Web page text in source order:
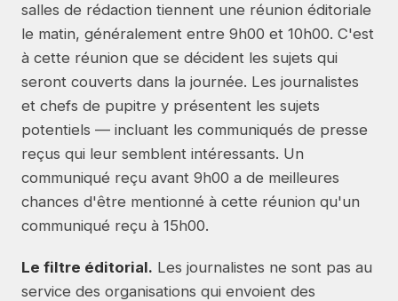
salles de rédaction tiennent une réunion éditoriale
le matin, généralement entre 9h00 et 10h00. C'est
à cette réunion que se décident les sujets qui
seront couverts dans la journée. Les journalistes
et chefs de pupitre y présentent les sujets
potentiels — incluant les communiqués de presse
reçus qui leur semblent intéressants. Un
communiqué reçu avant 9h00 a de meilleures
chances d'être mentionné à cette réunion qu'un
communiqué reçu à 15h00.
Le filtre éditorial. Les journalistes ne sont pas au
service des organisations qui envoient des